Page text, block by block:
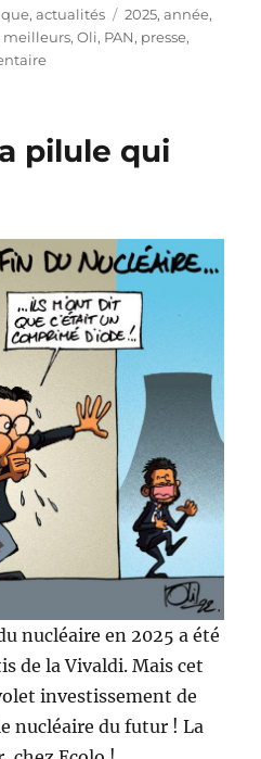
actualités Étiquettes
2025,année,
meilleurs,Oli, PAN, presse,
sur
!
pilule qui
nucléaire en 2025 a été
de la Vivaldi. Mais cet
investissement de
nucléaire du futur ! La